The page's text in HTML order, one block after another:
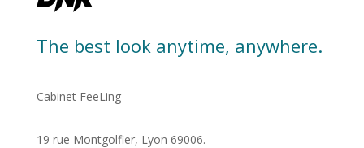
The best look anytime, anywhere.
Cabinet FeeLing
19 rue Montgolfier, Lyon 69006.